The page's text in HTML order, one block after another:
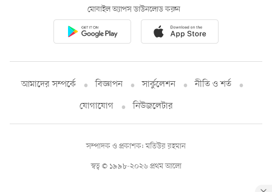
মোবাইল অ্যাপস ডাউনলোড করুন
আমাদের সম্পর্কে বিজ্ঞাপন সার্কুলেশন
নীতি ও শর্ত
যোগাযোগ
নিউজলেটার
স্বত্ব © ১৯৯৮-২০২৬ প্রথম আলো
সম্পাদক ও প্রকাশক: মতিউর রহমান